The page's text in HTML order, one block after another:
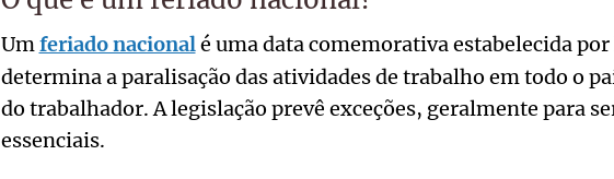
Umferiado nacionalé uma data comemorativa estabelecida
determina a paralisação das atividades de trabalho em todo o
do trabalhador. A legislação prevê exceções, geralmente para
essenciais.